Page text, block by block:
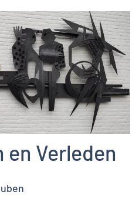
en Verleden